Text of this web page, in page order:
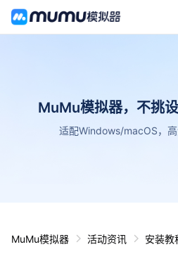
MuMu模拟器，不挑设
适配Windows/macOS，
MuMu模拟器 活动资讯 安装教